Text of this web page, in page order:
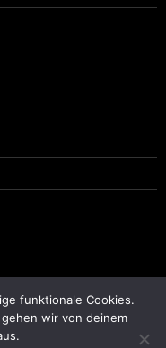
funktionale Cookies.
wir von deinem